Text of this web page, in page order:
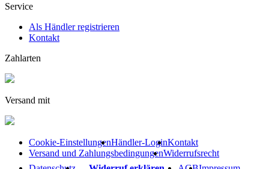
Service
Als Händler registrieren
Kontakt
Zahlarten
Versand mit
Cookie-EinstellungenHändler-LoginKontakt
Versand und ZahlungsbedingungenWiderrufsrecht